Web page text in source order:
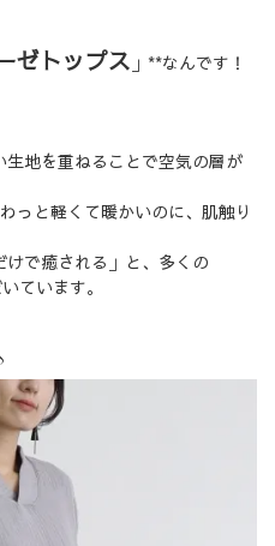
ゼトップス 」**なんです！
地を重ねることで空気の層が
っと軽くて暖かいのに、肌触り
けで癒される」と、多くの
ています。